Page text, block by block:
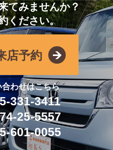
てみませんか？
ください。
店予約
わせはこちら
331-3411
25-5557
601-0055